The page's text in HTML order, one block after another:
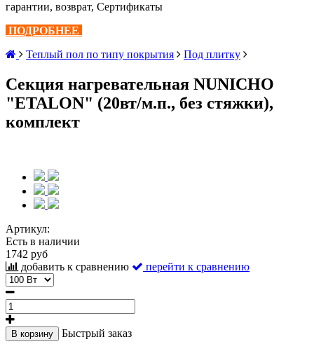
гарантии, возврат, Сертификаты
ПОДРОБНЕЕ
Теплый пол по типу покрытия
Под плитку
Секция нагревательная NUNICHO
"ETALON" (20вт/м.п., без стяжки),
комплект
Артикул:
Есть в наличии
1742 руб
добавить к сравнению
перейти к сравнению
В корзину Быстрый заказ